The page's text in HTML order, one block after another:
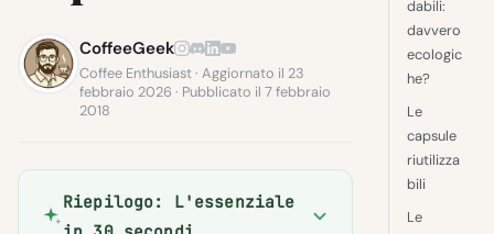
CoffeeGeek
Coffee Enthusiast · Aggiornato il 23
febbraio 2026 · Pubblicato il 7 febbraio
2018
Riepilogo: L'essenziale
dabili:
davvero
ecologic
he?
Le
capsule
riutilizza
bili
Le